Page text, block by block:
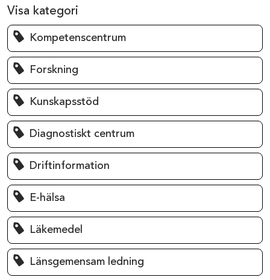
Visa kategori
Kompetenscentrum
Forskning
Kunskapsstöd
Diagnostiskt centrum
Driftinformation
E-hälsa
Läkemedel
Länsgemensam ledning